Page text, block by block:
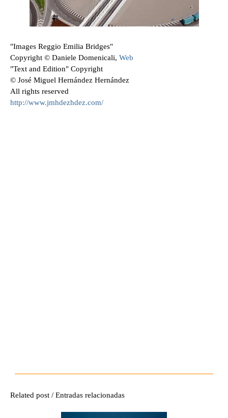
"Images Reggio Emilia Bridges"
Copyright © Daniele Domenicali, Web
"Text and Edition" Copyright
© José Miguel Hernández Hernández
All rights reserved
http://www.jmhdezhdez.com/
Related post / Entradas relacionadas